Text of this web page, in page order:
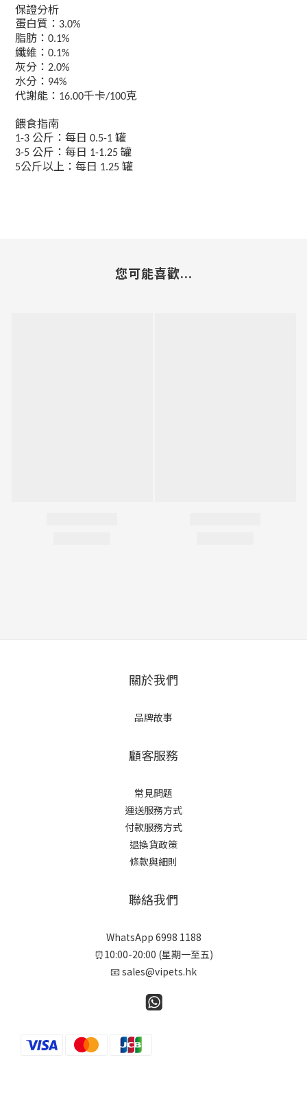
保證分析
蛋白質： 3.0%
脂肪： 0.1%
纖維： 0.1%
灰分： 2.0%
水分： 94%
代謝能： 16.00千卡/100克
餵食指南
1-3 公斤：每日 0.5-1 罐
3-5 公斤：每日 1-1.25 罐
5公斤以上：每日 1.25 罐
您可能喜歡...
關於我們
品牌故事
顧客服務
常見問題
運送服務方式
付款服務方式
退換貨政策
條款與細則
聯絡我們
WhatsApp 6998 1188
⏰10:00-20:00 (星期一至五)
📧 sales@vipets.hk